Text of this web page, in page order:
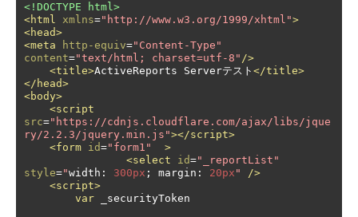
<!DOCTYPE html>
<html xmlns="http://www.w3.org/1999/xhtml">
<head>
<meta
http-equiv="Content-Type"
content="text/html; charset=utf-8" />
<title>ActiveReports Serverテスト </title>
</head>
<body>
<script
src="https://cdnjs.cloudflare.com/ajax/libs/jque
ry/2.2.3/jquery.min.js"></script>
<form id="form1"
>
<select
id="_reportList"
style="width : 300px ; margin : 20px "
/>
<script>
var _securityToken